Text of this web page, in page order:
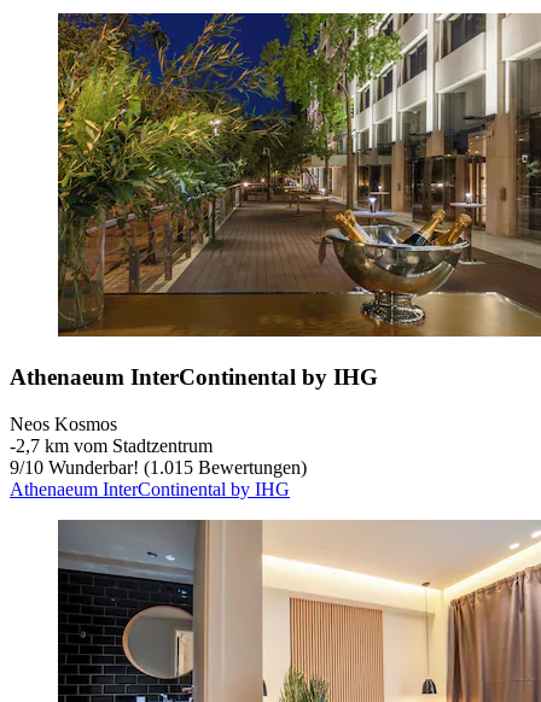
Athenaeum InterContinental by IHG
Neos Kosmos
‐2,7 km vom Stadtzentrum
9/10 Wunderbar! (1.015 Bewertungen)
Athenaeum InterContinental by IHG